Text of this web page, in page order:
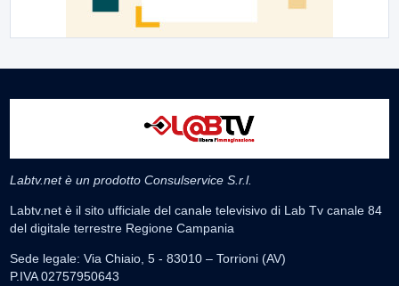
Labtv.net è un prodotto Consulservice S.r.l.
Labtv.net è il sito ufficiale del canale televisivo di Lab Tv canale 84
del digitale terrestre Regione Campania
Sede legale: Via Chiaio, 5 - 83010 – Torrioni (AV)
P.IVA 02757950643